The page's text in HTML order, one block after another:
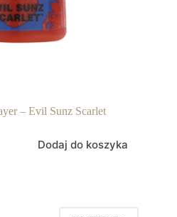
– Evil Sunz Scarlet
Dodaj do koszyka